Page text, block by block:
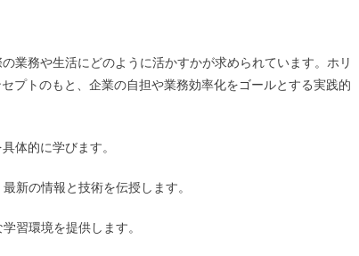
業務や生活にどのように活かすかが求められています。ホリ
プトのもと、企業の自担や業務効率化をゴールとする実践的
体的に学びます。
新の情報と技術を伝授します。
習環境を提供します。